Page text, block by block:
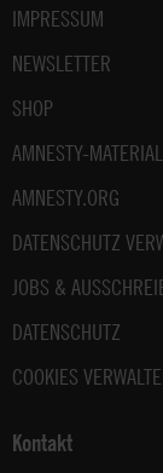
IMPRESSUM
NEWSLETTER
SHOP
AMNESTY-MATERIAL
AMNESTY.ORG
DATENSCHUTZ
JOBS &
DATENSCHUTZ
COOKIES
Kontakt